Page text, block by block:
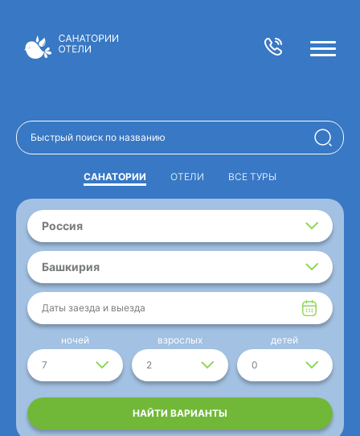
САНАТОРИИ ОТЕЛИ ВСЕ ТУРЫ
Россия
Башкирия
Даты заезда и выезда
7
ночей
2
взрослых
0
детей
НАЙТИ ВАРИАНТЫ